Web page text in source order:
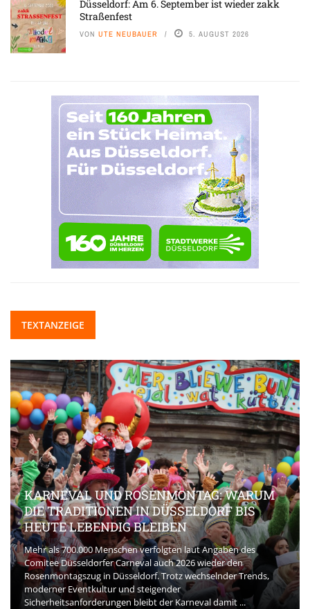
Düsseldorf: Am 6. September ist wieder zakk
Straßenfest
VON UTE NEUBAUER 5. AUGUST 2026
TEXTANZEIGE
KARNEVAL UND ROSENMONTAG: WARUM
DIE TRADITIONEN IN DÜSSELDORF BIS
HEUTE LEBENDIG BLEIBEN
Mehr als 700.000 Menschen verfolgten laut Angaben des
Comitee Düsseldorfer Carneval auch 2026 wieder den
Rosenmontagszug in Düsseldorf. Trotz wechselnder Trends,
moderner Eventkultur und steigender
Sicherheitsanforderungen bleibt der Karneval damit ...